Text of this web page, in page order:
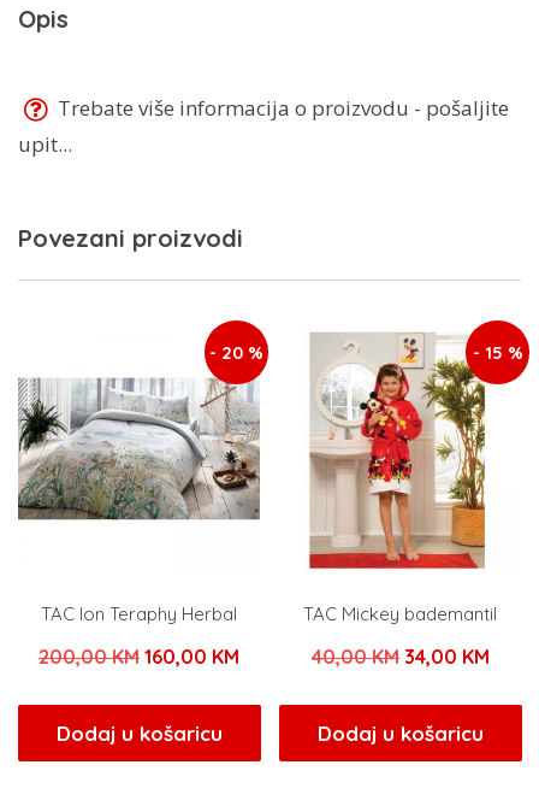
Opis
Trebate više informacija o proizvodu - pošaljite
upit...
Povezani proizvodi
- 20 %
TAC Ion Teraphy Herbal
200,00KM Izvorna
bila
je:
160,00 KMTrenutna
160,00 KM.
Dodaj u košaricu
- 15 %
TAC Mickey bademantil
40,00KM Izvorna
bila
je:
34,00 KM
Dodaj u košaricu